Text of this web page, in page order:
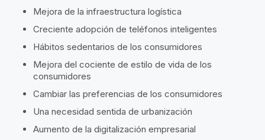
Mejora de la infraestructura logística
Creciente adopción de teléfonos inteligentes
Hábitos sedentarios de los consumidores
Mejora del cociente de estilo de vida de los
consumidores
Cambiar las preferencias de los consumidores
Una necesidad sentida de urbanización
Aumento de la digitalización empresarial